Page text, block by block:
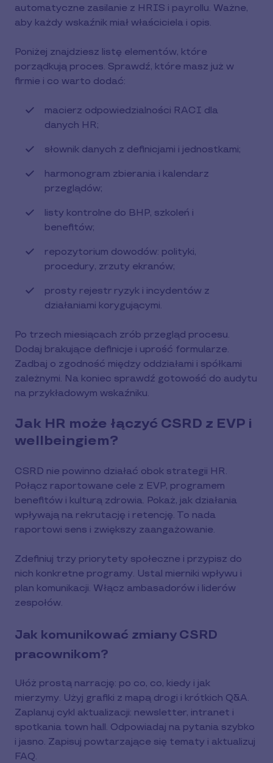
automatyczne zasilanie z HRIS i payrollu. Ważne,
aby każdy wskaźnik miał właściciela i opis.
Poniżej znajdziesz listę elementów, które
porządkują proces. Sprawdź, które masz już w
firmie i co warto dodać:
macierz odpowiedzialności RACI dla
danych HR;
słownik danych z definicjami i jednostkami;
harmonogram zbierania i kalendarz
przeglądów;
listy kontrolne do BHP, szkoleń i
benefitów;
repozytorium dowodów: polityki,
procedury, zrzuty ekranów;
prosty rejestr ryzyk i incydentów z
działaniami korygującymi.
Po trzech miesiącach zrób przegląd procesu.
Dodaj brakujące definicje i uprość formularze.
Zadbaj o zgodność między oddziałami i spółkami
zależnymi. Na koniec sprawdź gotowość do audytu
na przykładowym wskaźniku.
Jak HR może łączyć CSRD z EVP i
wellbeingiem?
CSRD nie powinno działać obok strategii HR.
Połącz raportowane cele z EVP, programem
benefitów i kulturą zdrowia. Pokaż, jak działania
wpływają na rekrutację i retencję. To nada
raportowi sens i zwiększy zaangażowanie.
Zdefiniuj trzy priorytety społeczne i przypisz do
nich konkretne programy. Ustal mierniki wpływu i
plan komunikacji. Włącz ambasadorów i liderów
zespołów.
Jak komunikować zmiany CSRD
pracownikom?
Ułóż prostą narrację: po co, co, kiedy i jak
mierzymy. Użyj grafiki z mapą drogi i krótkich Q&A.
Zaplanuj cykl aktualizacji: newsletter, intranet i
spotkania town hall. Odpowiadaj na pytania szybko
i jasno. Zapisuj powtarzające się tematy i aktualizuj
FAQ.